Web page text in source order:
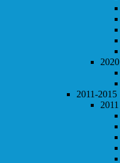
2020
2011-2015
2011